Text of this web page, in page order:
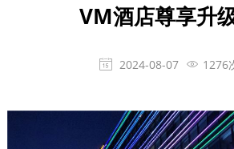
VM酒店尊享升
 2024-08-07  1276